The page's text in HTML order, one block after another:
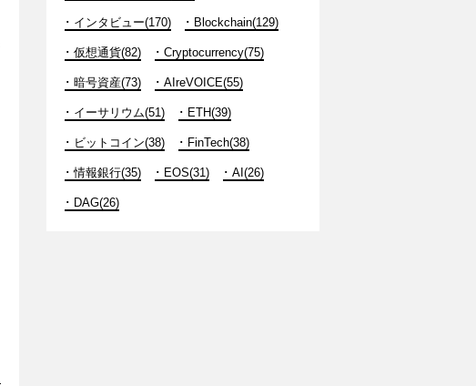
インタビュー(170) Blockchain(129)
仮想通貨(82) Cryptocurrency(75)
暗号資産(73) AIreVOICE(55)
イーサリウム(51) ETH(39)
ビットコイン(38) FinTech(38)
情報銀行(35) EOS(31) AI(26)
DAG(26)